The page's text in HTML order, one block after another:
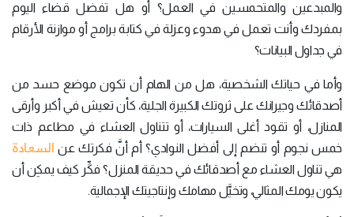
والمبدعين والمتحمسين في العمل؟ أو هل تفضل قضاء اليوم
بمفردك وأنت تعمل في هدوء وعزلة في كتابة برامج أو موازنة الأرقام
في جداول البيانات؟
وأما في حياتك الشخصية، هل من الهام أن تكون موضع حسد من
أصدقائك وجيرانك على ثروتك الكبيرة الجلية، كأن تعيش في أكبر وأرقى
المنازل، أو تقود أغلى السيارات، أو تتناول العشاء في مطاعم ذات
خمس نجوم أو تنضم إلى أفضل النوادي؟ أم أنَّ فكرتك عن السعادة
هي تناول العشاء مع أصدقائك في حديقة المنزل؟ فكِّر كيف يمكِن أن
يكون يومك المثالي، وتخيَّل مهامك وإنتاجيتك الإجمالية.